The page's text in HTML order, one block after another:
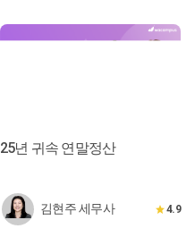
25년 귀속 연말정산
김현주 세무사 4.9